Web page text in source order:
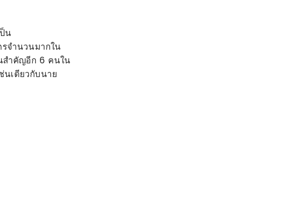
น
จำนวนมากใน
สำคัญอีก 6 คนใน
นเดียวกับนาย